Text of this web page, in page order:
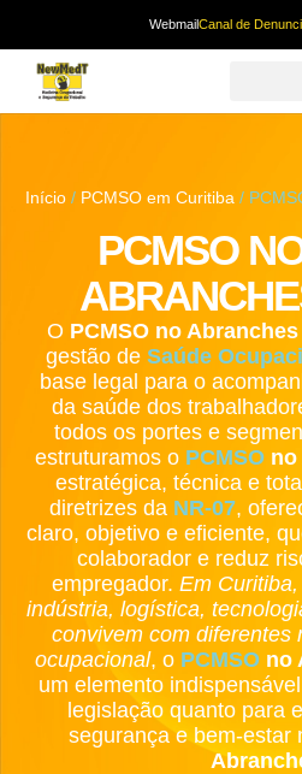
WebmailCanal de
Início / PCMSO em Curitiba /
PCMSO
O PCMSO no Abranches
gestão de Saúde
base legal para o
da saúde dos
todos os portes e
estruturamos o PCMSO no
estratégica, técnica e
diretrizes da NR-07,
claro, objetivo e eficiente,
colaborador e reduz
empregador. Em
indústria, logística,
convivem com diferentes
ocupacional, o PCMSO no
um elemento
legislação quanto para
segurança e bem-estar